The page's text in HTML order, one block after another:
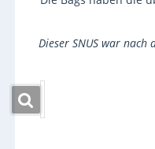
Dieser SNUS war nach